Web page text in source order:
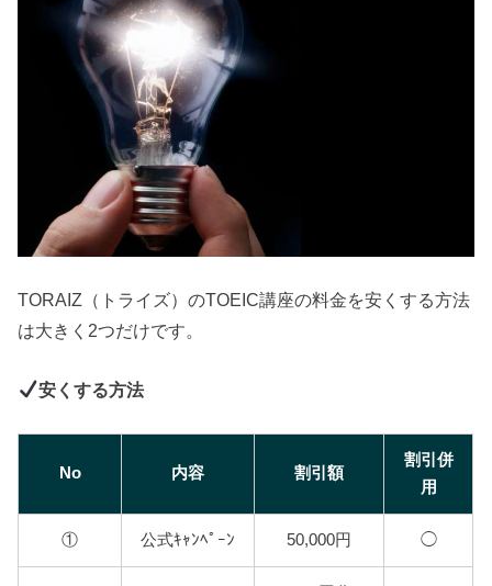
TORAIZ（トライズ）のTOEIC講座の料金を安くする方法
は大きく2つだけです。
安くする方法
No 内容 割引額
割引併
用
① 公式ｷｬﾝﾍﾟｰﾝ 50,000円 ◯